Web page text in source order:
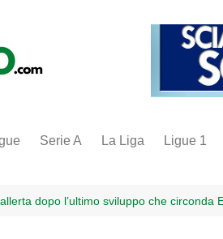
Serie A La Liga Ligue 1
dopo l’ultimo sviluppo che circonda